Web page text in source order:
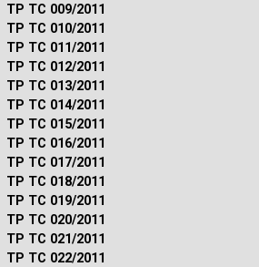
ТР ТС 009/2011
ТР ТС 010/2011
ТР ТС 011/2011
ТР ТС 012/2011
ТР ТС 013/2011
ТР ТС 014/2011
ТР ТС 015/2011
ТР ТС 016/2011
ТР ТС 017/2011
ТР ТС 018/2011
ТР ТС 019/2011
ТР ТС 020/2011
ТР ТС 021/2011
ТР ТС 022/2011